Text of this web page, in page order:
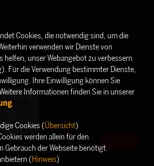
politische Einstellung oder Gesundheit
aus der DSGVO ( Datenschutzerklärung
verstanden.
Cookies, die notwendig sind, um die
verwenden wir Dienste von
helfen, unser Webangebot zu verbessern
Für die Verwendung bestimmter Dienste,
Ihre Einwilligung können Sie
Informationen finden Sie in unserer
.
Cookies (Übersicht)
werden allein für den
Gebrauch der Webseite benötigt.
(Hinweis)